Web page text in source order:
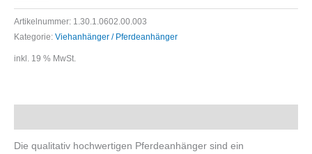
Artikelnummer: 1.30.1.0602.00.003
Kategorie: Viehanhänger / Pferdeanhänger
inkl. 19 % MwSt.
Die qualitativ hochwertigen Pferdeanhänger sind ein